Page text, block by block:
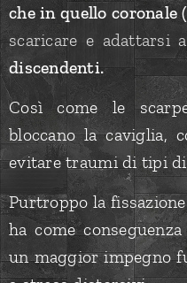
che in quello coronale
scaricare e adattarsi
discendenti.
Così come le
bloccano la caviglia,
evitare traumi di tipi
Purtroppo la
ha come
un maggior impegno